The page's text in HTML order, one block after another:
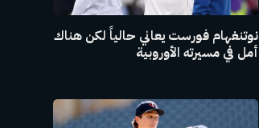
نوتنغهام فورست يعاني حالياً لكن هناك
أمل في مسيرته الأوروبية